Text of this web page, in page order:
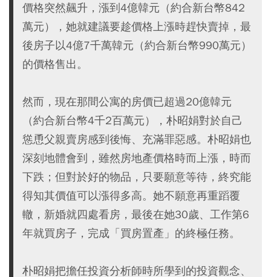
價格突然飆升，漲到4億韓元（約合新台幣842
萬元），她就建議要趁價格上漲時趕快賣掉，最
後房子以4億7千萬韓元（約合新台幣990萬元）
的價格售出。
然而，現在那間公寓的房價已超過20億韓元
（約合新台幣4千2百萬元），朴昭娟對於自己
慫恿父親賣房感到後悔、充滿罪惡感。朴昭娟也
深刻地體會到，雖然房地產價格時而上漲，時而
下跌；但對於好的物品，只要願意等待，終究能
得知其價值可以漲得多高。她不願意再重蹈覆
轍，新婚就四處看房，最後在她30歲、工作第6
年就買房子，完成「買房置產」的終極任務。
朴昭娟把擔任投資分析師時所學到的投資觀念、